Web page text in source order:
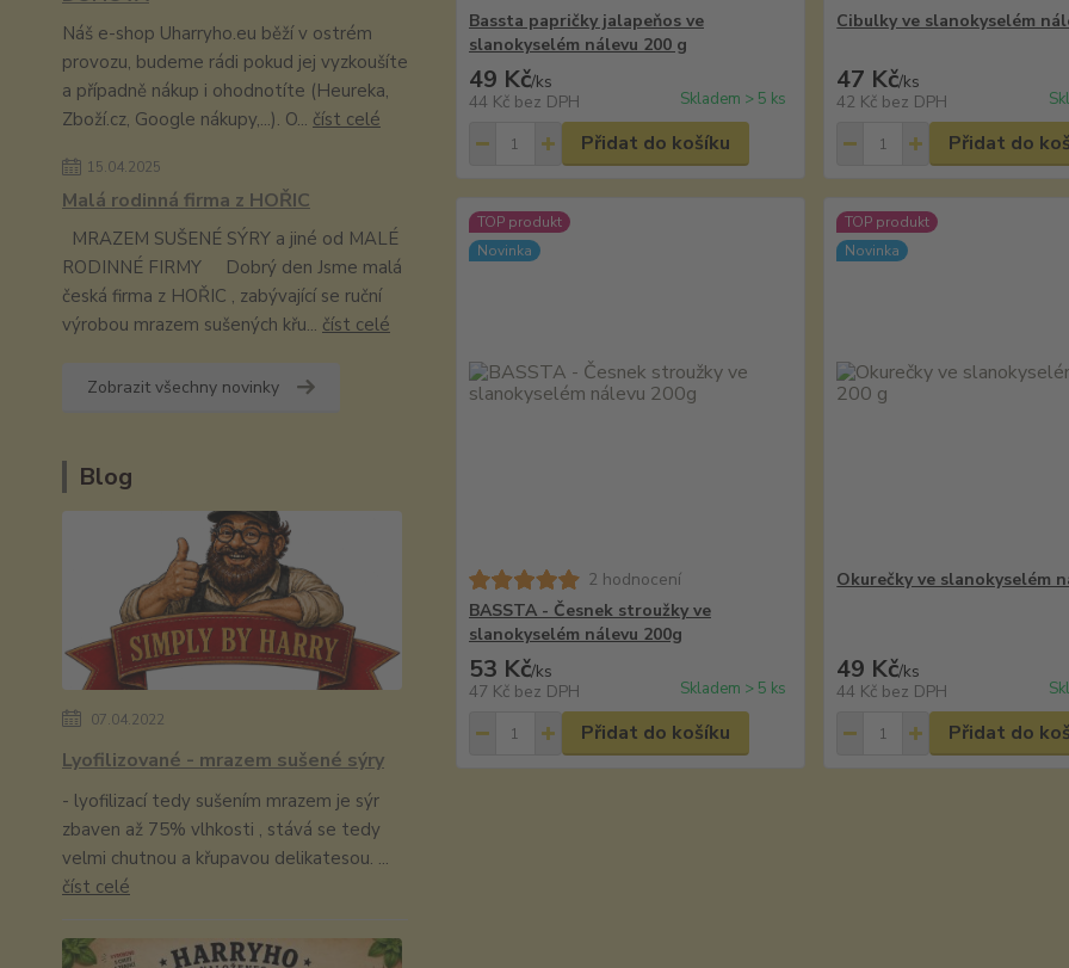
Náš e-shop Uharryho.eu běží v ostrém
provozu, budeme rádi pokud jej vyzkoušíte
a případně nákup i ohodnotíte (Heureka,
Zboží.cz, Google nákupy,...). O... číst celé
15.04.2025
Malá rodinná firma z HOŘIC
MRAZEM SUŠENÉ SÝRY a jiné od MALÉ
RODINNÉ FIRMY Dobrý den Jsme malá
česká firma z HOŘIC , zabývající se ruční
výrobou mrazem sušených křu... číst celé
Zobrazit všechny novinky
Blog
07.04.2022
Lyofilizované - mrazem sušené sýry
- lyofilizací tedy sušením mrazem je sýr
zbaven až 75% vlhkosti , stává se tedy
velmi chutnou a křupavou delikatesou. ...
číst celé
Bassta papričky jalapeňos ve
slanokyselém nálevu 200 g
49 Kč/ks
44 Kč bez DPH Skladem > 5 ks
Přidat do košíku
Cibulky ve slanokyselém
47 Kč/ks
42 Kč bez DPH
Přidat do
TOP produkt
Novinka
2 hodnocení
BASSTA - Česnek stroužky ve
slanokyselém nálevu 200g
53 Kč/ks
47 Kč bez DPH Skladem > 5 ks
Přidat do košíku
TOP produkt
Novinka
Okurečky ve slanokyselém
49 Kč/ks
44 Kč bez DPH
Přidat do